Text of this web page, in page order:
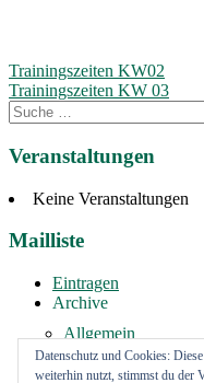
Beitragsnavigation
Trainingszeiten KW02
Trainingszeiten KW 03
Suche
nach:
Veranstaltungen
Keine Veranstaltungen
Mailliste
Eintragen
Archive
Allgemein
Vermietung
Datenschutz und Cookies:
weiterhin nutzt, stimmst du der